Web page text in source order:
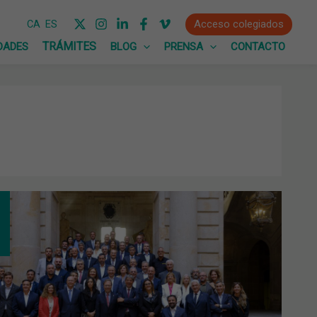
CA ES
Acceso colegiados
BLOG PRENSA CONTACTO